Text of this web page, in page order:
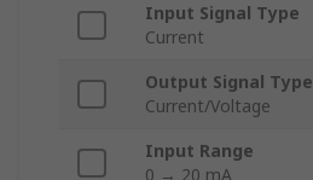
Input Signal Type
Current
Output Signal Type
Current/Voltage
Input Range
0 → 20 mA